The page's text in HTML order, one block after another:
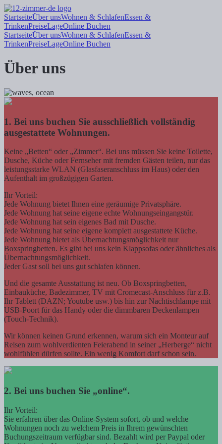
StartseiteÜber unsWohnen & SchlafenEssen &
TrinkenPreiseLageOnline Buchen
StartseiteÜber unsWohnen & SchlafenEssen &
TrinkenPreiseLageOnline Buchen
Über uns
1. Bei uns buchen Sie ausschließlich vollständig
ausgestattete Wohnungen.
Keine „Betten“ oder „Zimmer“. Bei uns müssen Sie keine Toilette,
Dusche, Küche oder Fernseher mit fremden Gästen teilen, nur das
leistungsstarke WLAN (Glasfaseranschluss im Haus) oder den
Aufenthalt im großzügigen Garten.
Ihr Vorteil:
Jede Wohnung bietet Ihnen eine geräumige Privatsphäre.
Jede Wohnung hat seine eigene echte Wohnungseingangstür.
Jede Wohnung hat sein eigenes Bad mit Dusche.
Jede Wohnung hat seine eigene komplett ausgestattete Küche.
Jede Wohnung bietet als Übernachtungsmöglichkeit nur
Boxspringbetten. Es gibt bei uns kein Klappsofas oder ähnliches als
Übernachtungsmöglichkeit.
Jeder Gast soll bei uns gut schlafen können.
Und die gesamte Ausstattung ist neu. Ob Boxspringbetten,
Einbauküche, Badezimmer, TV mit Cromecast-Anschluss für z.B.
Ihr Tablett (DAZN; Youtube usw.) bis hin zur Nachtischlampe mit
USB-Poort für das Handy oder die dimmbaren Deckenlampen
(Touch-Technik).
Wir können keinen Grund erkennen, warum sich ein Monteur auf
Reisen zum wohlverdienten Feierabend in seiner „Herberge“ nicht
wohlfühlen dürfen sollte. Ein wenig Komfort darf schon sein.
2. Bei uns buchen Sie „online“.
Ihr Vorteil:
Sie erfahren über das Online-System sofort, ob und welche
Wohnungen noch zu welchem Preis in Ihrem gewünschten
Buchungszeitraum verfügbar sind. Bezahlt wird per Paypal oder